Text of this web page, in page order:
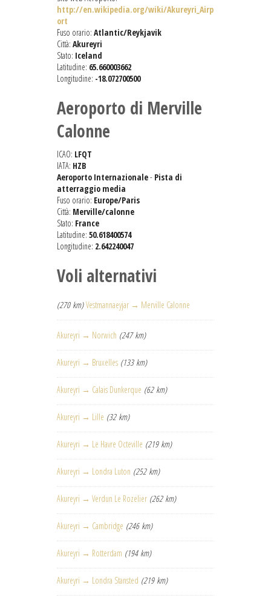
http://en.wikipedia.org/wiki/Akureyri_Airp
ort
Fuso orario: Atlantic/Reykjavik
Città: Akureyri
Stato: Iceland
Latitudine: 65.660003662
Longitudine: -18.072700500
Aeroporto di Merville
Calonne
ICAO: LFQT
IATA: HZB
Aeroporto Internazionale- Pista di
atterraggio media
Fuso orario: Europe/Paris
Città: Merville/calonne
Stato: France
Latitudine: 50.618400574
Longitudine: 2.642240047
Voli alternativi
(270 km) Vestmannaeyjar → Merville Calonne
Akureyri → Norwich (247 km)
Akureyri → Bruxelles (133 km)
Akureyri → Calais Dunkerque (62 km)
Akureyri → Lille (32 km)
Akureyri → Le Havre Octeville (219 km)
Akureyri → Londra Luton (252 km)
Akureyri → Verdun Le Rozelier (262 km)
Akureyri → Cambridge (246 km)
Akureyri → Rotterdam (194 km)
Akureyri → Londra Stansted (219 km)